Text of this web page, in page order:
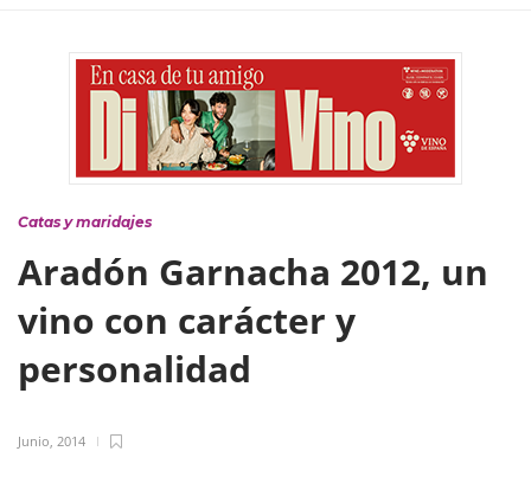
Catas y maridajes
Aradón Garnacha 2012, un
vino con carácter y
personalidad
Junio, 2014